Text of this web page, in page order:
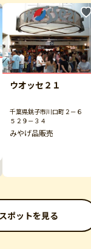
ウオッセ２１
千葉県銚子市川口町２－６
５２９－３４
みやげ品販売
ポットを見る